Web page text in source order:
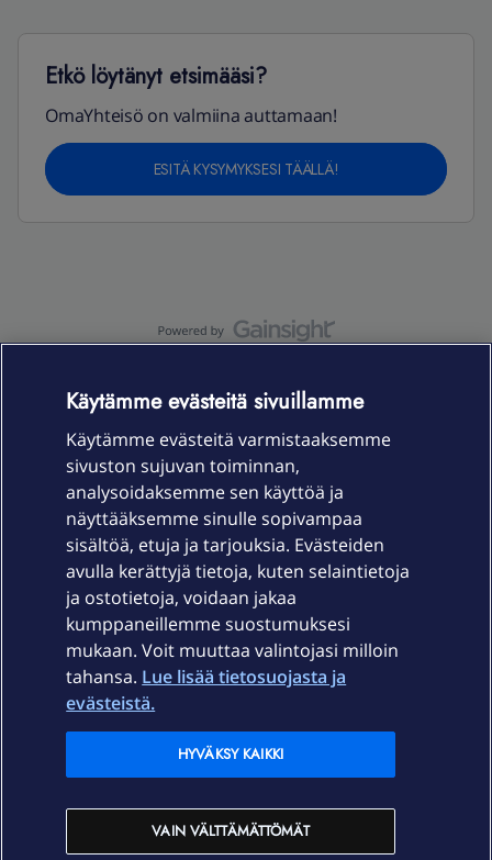
Etkö löytänyt etsimääsi?
OmaYhteisö on valmiina auttamaan!
ESITÄ KYSYMYKSESI TÄÄLLÄ!
Laitteet & liittymät
Palvelut
Ajankohtaista
Elisa Oyj
In English
Käytämme evästeitä sivuillamme
Käytämme evästeitä varmistaaksemme
sivuston sujuvan toiminnan,
analysoidaksemme sen käyttöä ja
näyttääksemme sinulle sopivampaa
sisältöä, etuja ja tarjouksia. Evästeiden
avulla kerättyjä tietoja, kuten selaintietoja
ja ostotietoja, voidaan jakaa
kumppaneillemme suostumuksesi
mukaan. Voit muuttaa valintojasi milloin
tahansa. Lue lisää tietosuojasta ja
evästeistä.
VAIN VÄLTTÄMÄTTÖMÄT
HYVÄKSY KAIKKI